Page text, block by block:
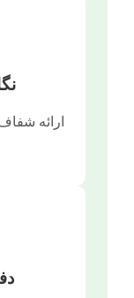
ارائه